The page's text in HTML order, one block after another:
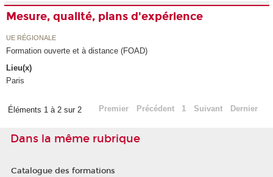
Mesure, qualité, plans d'expérience
UE RÉGIONALE
Formation ouverte et à distance (FOAD)
Lieu(x)
Paris
Éléments 1 à 2 sur 2 Premier Précédent 1 Suivant Dernier
Dans la même rubrique
Catalogue des formations